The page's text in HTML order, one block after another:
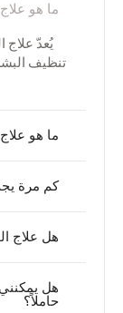
ما هو
يُعدّ علاج
تنظيف
ما هو
كم مرة
هل علاج
هل
حاملاً؟